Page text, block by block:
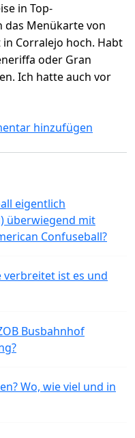
in Top-
das Menükarte von
Corralejo hoch. Habt
oder Gran
Ich hatte auch vor
& Cafe
hinzufügen
eigentlich
überwiegend mit
Confuseball?
verbreitet ist es und
Busbahnhof
Wo, wie viel und in